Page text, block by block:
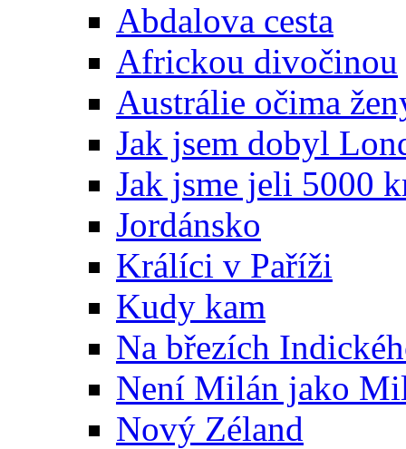
Abdalova cesta
Africkou divočinou
Austrálie očima
Jak jsem dobyl
Jak jsme jeli 5000
Jordánsko
Králíci v Paříži
Kudy kam
Na březích
Není Milán jako
Nový Zéland